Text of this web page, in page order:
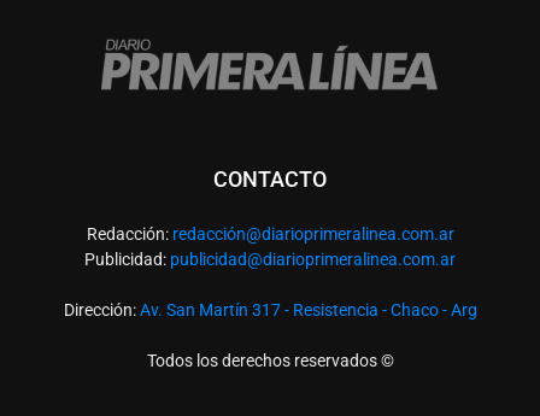
CONTACTO
Redacción: redacción@diarioprimeralinea.com.ar
Publicidad: publicidad@diarioprimeralinea.com.ar
Dirección:Av. San Martín 317 - Resistencia - Chaco - Arg
Todos los derechos reservados ©